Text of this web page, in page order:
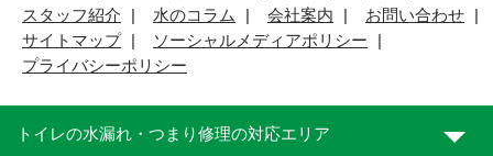
スタッフ紹介
水のコラム 会社案内
お問い合わせ
サイトマップ
ソーシャルメディアポリシー
プライバシーポリシー
トイレの水漏れ・つまり修理の対応エリア